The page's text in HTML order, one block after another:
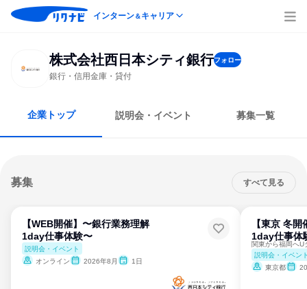
インターン＆キャリア
株式会社西日本シティ銀行フォロー
銀行・信用金庫・貸付
企業トップ 説明会・イベント 募集一覧
募集 すべて見る
【WEB開催】〜銀行業務理解
1day仕事体験〜
説明会・イベント
オンライン
2026年8月 1日
【東京 冬
1day仕事体
説明会・イベン
東京都